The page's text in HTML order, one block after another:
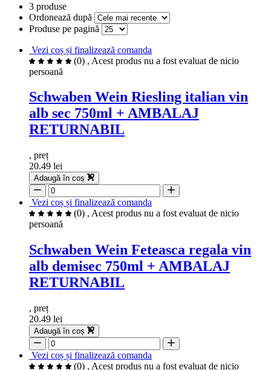
3 produse
Ordonează după
Produse pe pagină
Vezi coș și finalizează comanda
(0) , Acest produs nu a fost evaluat de nicio
persoană
Schwaben Wein Riesling italian vin
alb sec 750ml + AMBALAJ
RETURNABIL
, preț
20.49 lei
Adaugă în coș
Vezi coș și finalizează comanda
(0) , Acest produs nu a fost evaluat de nicio
persoană
Schwaben Wein Feteasca regala vin
alb demisec 750ml + AMBALAJ
RETURNABIL
, preț
20.49 lei
Adaugă în coș
Vezi coș și finalizează comanda
(0) , Acest produs nu a fost evaluat de nicio